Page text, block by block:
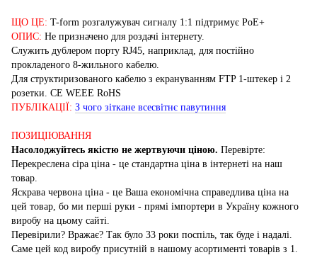
ЩО ЦЕ: T-form розгалужувач сигналу 1:1 підтримує PoE+
ОПИС: Не призначено для роздачі інтернету.
Служить дублером порту RJ45, наприклад, для постійно
прокладеного 8-жильного кабелю.
Для структиризованого кабелю з екрануванням FTP 1-штекер і 2
розетки. CE WEEE RoHS
ПУБЛІКАЦІЇ: З чого зіткане всесвітнє павутиння
ПОЗИЦІЮВАННЯ
Насолоджуйтесь якістю не жертвуючи ціною. Перевірте:
Перекреслена сіра ціна - це стандартна ціна в інтернеті на наш
товар.
Яскрава червона ціна - це Ваша економічна справедлива ціна на
цей товар, бо ми перші руки - прямі імпортери в Україну кожного
виробу на цьому сайті.
Перевірили? Вражає? Так було 33 роки поспіль, так буде і надалі.
Саме цей код виробу присутній в нашому асортименті товарів з 1.